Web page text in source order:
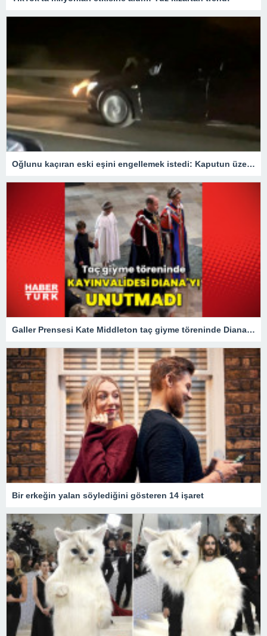
Oğlunu kaçıran eski eşini engellemek istedi: Kaputun üzerinde 40 km gitti
Galler Prensesi Kate Middleton taç giyme töreninde Diana'yı unutmadı
Bir erkeğin yalan söylediğini gösteren 14 işaret